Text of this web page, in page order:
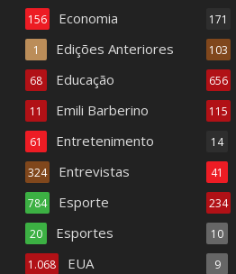
Economia
156
Edições Anteriores
1
Educação
68
Emili Barberino
11
Entretenimento
61
Entrevistas
324
Esporte
784
Esportes
20
EUA
1.068
171
103
656
115
14
41
234
10
9